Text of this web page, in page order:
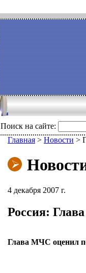
Поиск на сайте:
Главная > Новости >
4 декабря 2007 г.
Россия:
Глава МЧС оценил